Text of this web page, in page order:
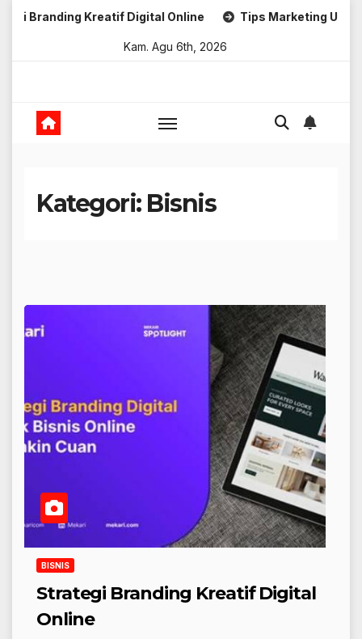
Skip
Kreatif Digital Online Tips Marketing Untuk Umkm
Kam. Agu 6th, 2026
Kategori: Bisnis
BISNIS
Strategi Branding Kreatif Digital
Online